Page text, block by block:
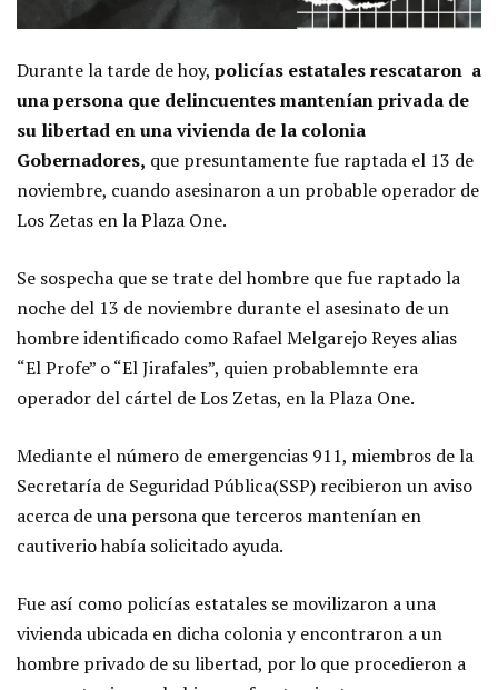
Durante la tarde de hoy, policías estatales rescataron a
una persona que delincuentes mantenían privada de
su libertad en una vivienda de la colonia
Gobernadores, que presuntamente fue raptada el 13 de
noviembre, cuando asesinaron a un probable operador de
Los Zetas en la Plaza One.
Se sospecha que se trate del hombre que fue raptado la
noche del 13 de noviembre durante el asesinato de un
hombre identificado como Rafael Melgarejo Reyes alias
“El Profe” o “El Jirafales”, quien probablemnte era
operador del cártel de Los Zetas, en la Plaza One.
Mediante el número de emergencias 911, miembros de la
Secretaría de Seguridad Pública(SSP) recibieron un aviso
acerca de una persona que terceros mantenían en
cautiverio había solicitado ayuda.
Fue así como policías estatales se movilizaron a una
vivienda ubicada en dicha colonia y encontraron a un
hombre privado de su libertad, por lo que procedieron a